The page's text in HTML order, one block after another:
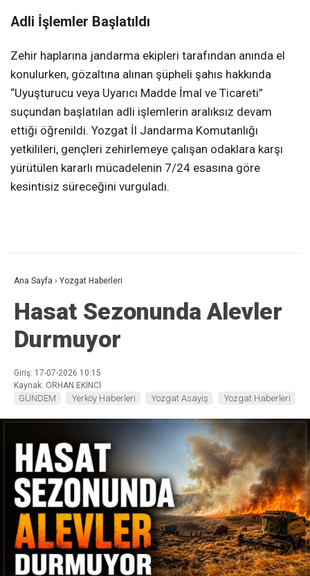
Adli İşlemler Başlatıldı
Zehir haplarına jandarma ekipleri tarafından anında el
konulurken, gözaltına alınan şüpheli şahıs hakkında
“Uyuşturucu veya Uyarıcı Madde İmal ve Ticareti”
suçundan başlatılan adli işlemlerin aralıksız devam
ettiği öğrenildi. Yozgat İl Jandarma Komutanlığı
yetkilileri, gençleri zehirlemeye çalışan odaklara karşı
yürütülen kararlı mücadelenin 7/24 esasına göre
kesintisiz süreceğini vurguladı.
Ana Sayfa › Yozgat Haberleri
Hasat Sezonunda Alevler
Durmuyor
Giriş: 17-07-2026 10:15
Kaynak: ORHAN EKİNCİ
GÜNDEM Yerköy Haberleri Yozgat Asayiş Yozgat Haberleri